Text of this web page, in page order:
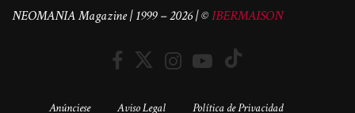
NEOMANIA Magazine | 1999 – 2026 | ©IBERMAISON
Anúnciese Aviso Legal Política de Privacidad